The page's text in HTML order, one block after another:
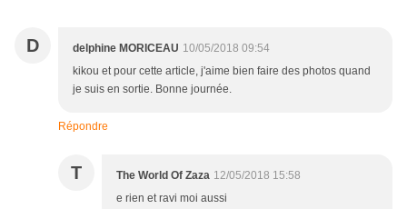
D delphine MORICEAU 10/05/2018 09:54
kikou et pour cette article, j'aime bien faire des photos quand
je suis en sortie. Bonne journée.
Répondre
T The World Of Zaza 12/05/2018 15:58
e rien et ravi moi aussi